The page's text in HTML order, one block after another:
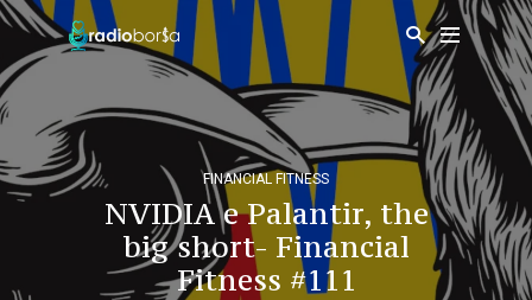
FINANCIAL FITNESS
NVIDIA e Palantir, the
big short- Financial
Fitness #111